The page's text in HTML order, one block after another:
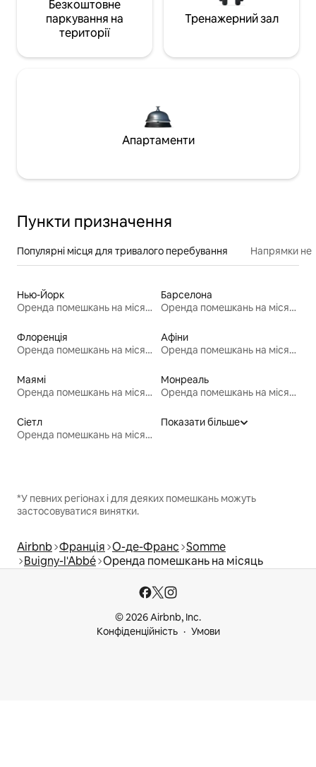
Безкоштовне
паркування на
території
Тренажерний зал
Апартаменти
Пункти призначення
Популярні місця для тривалого перебування Напрямки
Нью-Йорк
Оренда помешкань на місяць
Барселона
Оренда помешкань на місяць
Флоренція
Оренда помешкань на місяць
Афіни
Оренда помешкань на місяць
Маямі
Оренда помешкань на місяць
Монреаль
Оренда помешкань на місяць
Сіетл
Оренда помешкань на місяць
Показати більше
*У певних регіонах і для деяких помешкань можуть
застосовуватися винятки.
Airbnb Франція О-де-Франс Somme
Buigny-l'Abbé Оренда помешкань на місяць
© 2026 Airbnb, Inc.
Конфіденційність
Умови